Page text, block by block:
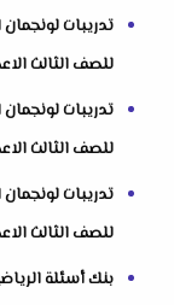
تدريبات لونجمان
للصف الثالث
تدريبات لونجمان
للصف الثالث
تدريبات لونجمان
للصف الثالث
بنك أسئلة